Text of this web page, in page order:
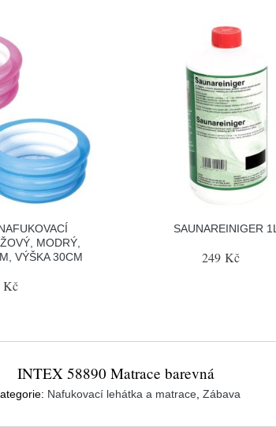
MODRÝ,
VÝŠKA 30CM
Kč
SAUNAREINIGER 1L
249 Kč
INTEX 58890 Matrace barevná
Nafukovací lehátka a matrace Zábava